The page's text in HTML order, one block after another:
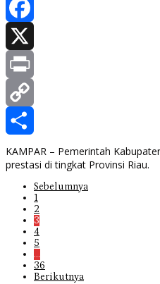
WhatsApp
Facebook
X
Print
Copy
Link
Share
KAMPAR – Pemerintah
prestasi di tingkat Provinsi Riau.
Sebelumnya
1
2
3
4
5
…
36
Berikutnya